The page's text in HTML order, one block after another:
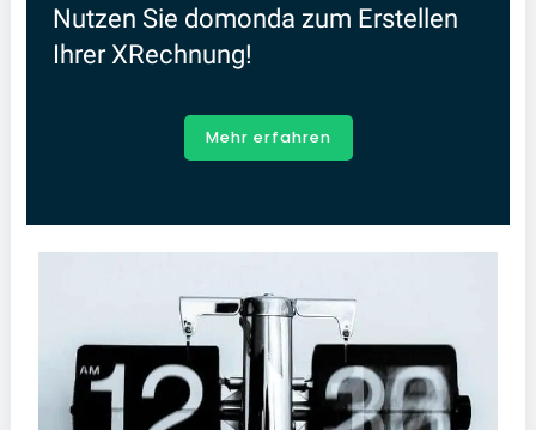
Nutzen Sie domonda zum Erstellen
Ihrer XRechnung!
Mehr erfahren